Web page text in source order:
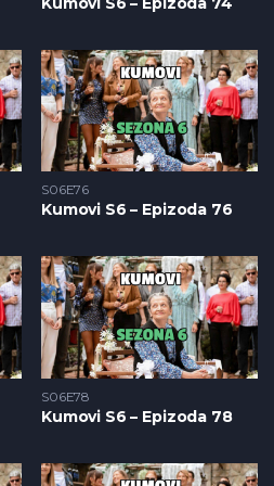
S06E76
Kumovi S6 – Epizoda 76
S06E78
Kumovi S6 – Epizoda 78